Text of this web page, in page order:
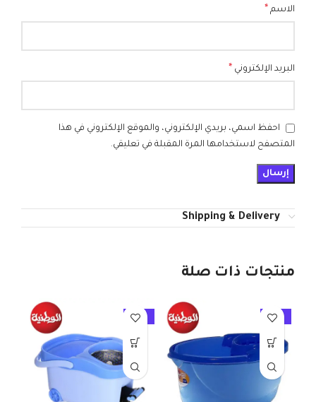
الاسم *
البريد الإلكتروني *
احفظ اسمي، بريدي الإلكتروني، والموقع الإلكتروني في هذا
المتصفح لاستخدامها المرة المقبلة في تعليقي.
Shipping & Delivery
منتجات ذات صلة
-10%
-10%